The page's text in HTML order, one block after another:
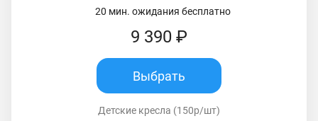
20 мин. ожидания бесплатно
9 390 ₽
Выбрать
Детские кресла (150р/шт)